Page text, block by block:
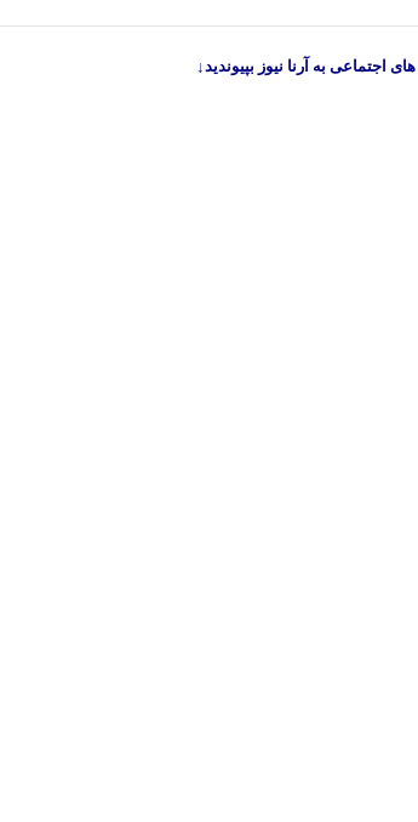
اجتماعی به آرنا نیوز بپیوندید↓